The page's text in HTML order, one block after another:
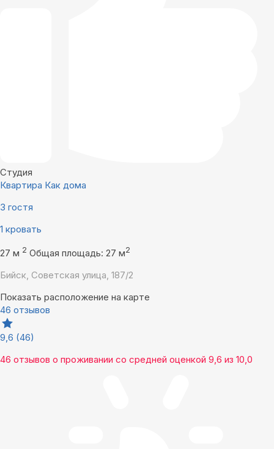
Студия
Квартира Как дома
3 гостя
1 кровать
27 м 2 Общая площадь: 27 м2
Бийск, Советская улица, 187/2
Показать расположение на карте
46 отзывов
9,6 (46)
46 отзывов о проживании со средней оценкой 9,6 из 10,0